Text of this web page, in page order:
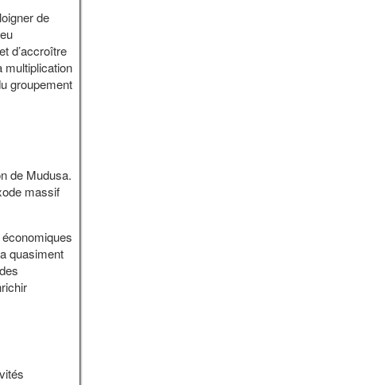
de
d’accroître
multiplication
groupement
de Mudusa.
massif
quasiment